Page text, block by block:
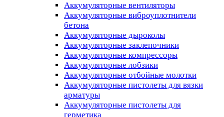
Аккумуляторные вентиляторы
Аккумуляторные виброуплотнители
бетона
Аккумуляторные дыроколы
Аккумуляторные заклепочники
Аккумуляторные компрессоры
Аккумуляторные лобзики
Аккумуляторные отбойные молотки
Аккумуляторные пистолеты для вязки
арматуры
Аккумуляторные пистолеты для
герметика